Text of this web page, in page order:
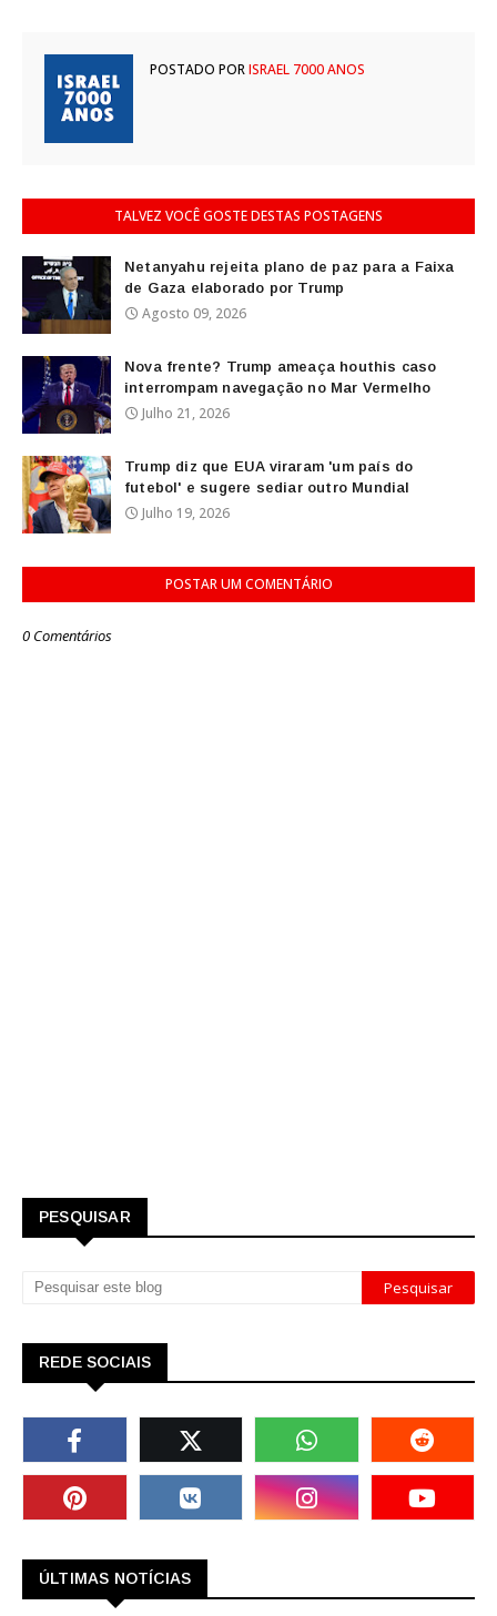
POSTADO PORISRAEL 7000 ANOS
TALVEZ VOCÊ GOSTE DESTAS POSTAGENS
Netanyahu rejeita plano de paz para a Faixa
de Gaza elaborado por Trump
Agosto 09, 2026
Nova frente? Trump ameaça houthis caso
interrompam navegação no Mar Vermelho
Julho 21, 2026
Trump diz que EUA viraram 'um país do
futebol' e sugere sediar outro Mundial
Julho 19, 2026
POSTAR UM COMENTÁRIO
0 Comentários
PESQUISAR
REDE SOCIAIS
ÚLTIMAS NOTÍCIAS